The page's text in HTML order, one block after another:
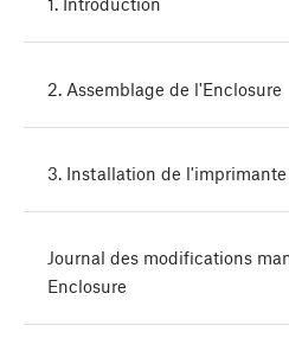
2. Assemblage de l'Enclosure
3. Installation de l'imprimante
Journal des modifications
Enclosure